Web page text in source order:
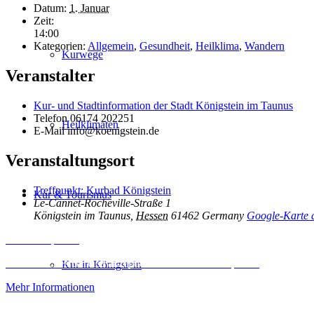
Kurwege
Heilklimaten
Kur & Tourismus
Kur in Königstein
Datum: 1. Januar
Zeit:
14:00
Kategorien: Allgemein, Gesundheit, Heilklima, Wandern
Veranstalter
Kur- und Stadtinformation der Stadt Königstein im Taunus
Telefon06174 202251
E-Mailinfo@koenigstein.de
Veranstaltungsort
Treffpunkt: Kurbad Königstein
Le-Cannet-Rocheville-Straße 1
Königstein im Taunus Hessen 61462 Germany Google-Karte
Erforderlichen Service akzeptieren und Inhalte entsperren
Mehr Informationen